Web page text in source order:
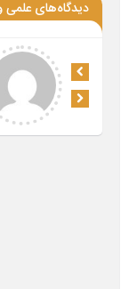
دیدگاه‌های علمی